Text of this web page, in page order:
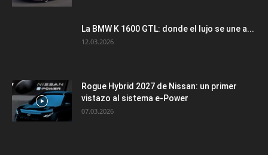
La BMW K 1600 GTL: donde el lujo se une a...
12.03.2026
Rogue Hybrid 2027 de Nissan: un primer
vistazo al sistema e-Power
07.03.2026